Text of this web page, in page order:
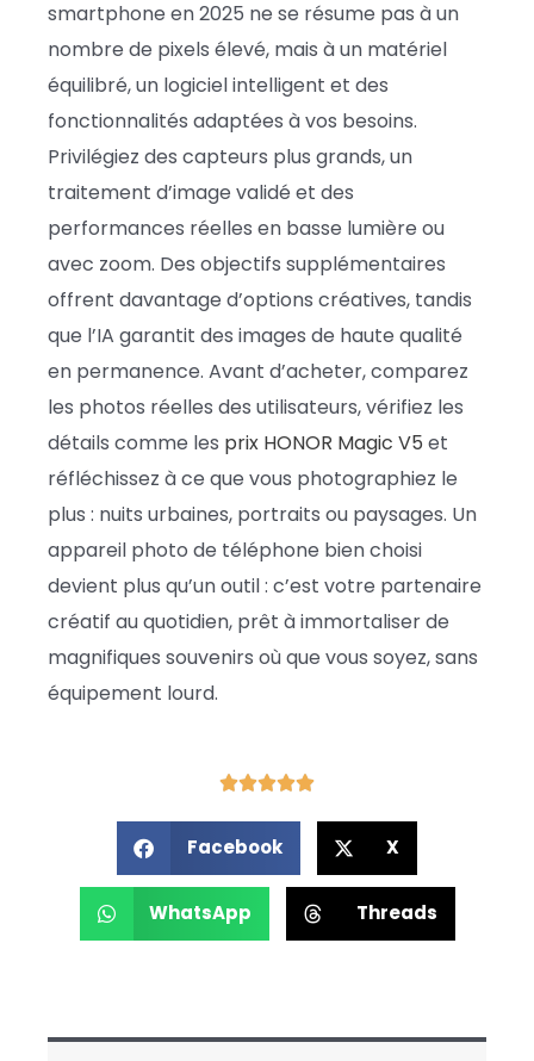
smartphone en 2025 ne se résume pas à un
nombre de pixels élevé, mais à un matériel
équilibré, un logiciel intelligent et des
fonctionnalités adaptées à vos besoins.
Privilégiez des capteurs plus grands, un
traitement d’image validé et des
performances réelles en basse lumière ou
avec zoom. Des objectifs supplémentaires
offrent davantage d’options créatives, tandis
que l’IA garantit des images de haute qualité
en permanence. Avant d’acheter, comparez
les photos réelles des utilisateurs, vérifiez les
détails comme les prix HONOR Magic V5 et
réfléchissez à ce que vous photographiez le
plus : nuits urbaines, portraits ou paysages. Un
appareil photo de téléphone bien choisi
devient plus qu’un outil : c’est votre partenaire
créatif au quotidien, prêt à immortaliser de
magnifiques souvenirs où que vous soyez, sans
équipement lourd.
Facebook X
WhatsApp Threads